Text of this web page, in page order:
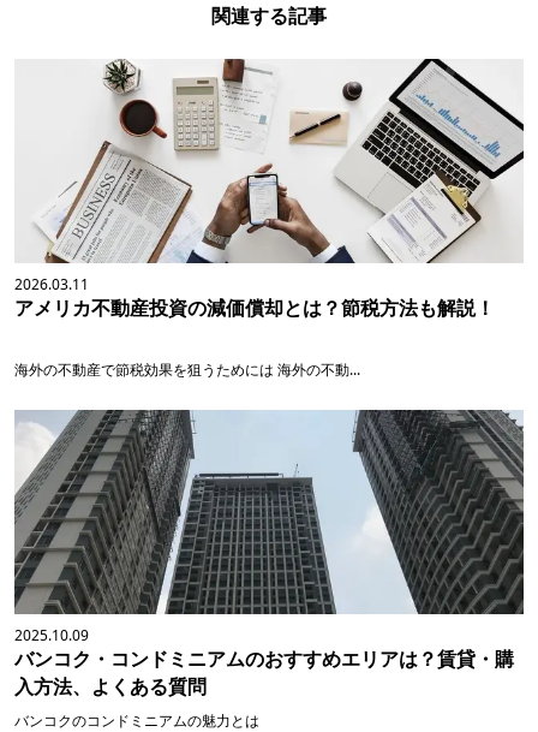
関連する記事
2026.03.11
アメリカ不動産投資の減価償却とは？節税方法も解説！
海外の不動産で節税効果を狙うためには 海外の不動...
2025.10.09
バンコク・コンドミニアムのおすすめエリアは？賃貸・購
入方法、よくある質問
バンコクのコンドミニアムの魅力とは